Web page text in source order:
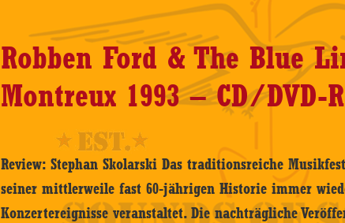
Robben Ford & The Blue
Montreux 1993 – CD/DVD-
Review: Stephan Skolarski Das traditionsreiche
seiner mittlerweile fast 60-jährigen Historie immer
Konzertereignisse veranstaltet. Die nachträgliche